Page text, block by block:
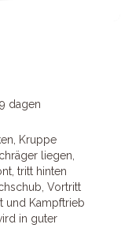
dagen
Kruppe
liegen,
tritt hinten
Vortritt
und Kampftrieb
in guter